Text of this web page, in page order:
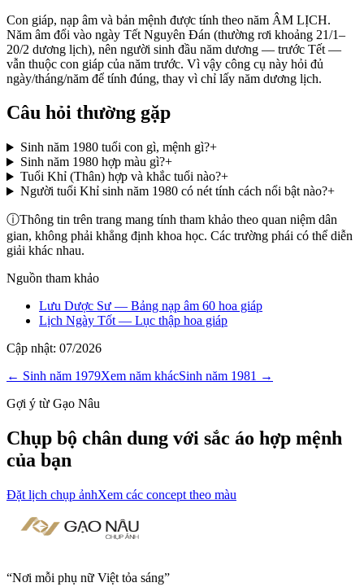
Con giáp, nạp âm và bản mệnh được tính theo năm ÂM LỊCH.
Năm âm đổi vào ngày Tết Nguyên Đán (thường rơi khoảng 21/1–
20/2 dương lịch), nên người sinh đầu năm dương — trước Tết —
vẫn thuộc con giáp của năm trước. Vì vậy công cụ này hỏi đủ
ngày/tháng/năm để tính đúng, thay vì chỉ lấy năm dương lịch.
Câu hỏi thường gặp
Sinh năm 1980 tuổi con gì, mệnh gì?+
Sinh năm 1980 hợp màu gì?+
Tuổi Khỉ (Thân) hợp và khắc tuổi nào?+
Người tuổi Khỉ sinh năm 1980 có nét tính cách nổi bật nào?+
ⓘThông tin trên trang mang tính tham khảo theo quan niệm dân
gian, không phải khẳng định khoa học. Các trường phái có thể diễn
giải khác nhau.
Nguồn tham khảo
Lưu Dược Sư — Bảng nạp âm 60 hoa giáp
Lịch Ngày Tốt — Lục thập hoa giáp
Cập nhật: 07/2026
← Sinh năm 1979Xem năm khácSinh năm 1981 →
Gợi ý từ Gạo Nâu
Chụp bộ chân dung với sắc áo hợp mệnh
của bạn
Đặt lịch chụp ảnhXem các concept theo màu
“Nơi mỗi phụ nữ Việt tỏa sáng”